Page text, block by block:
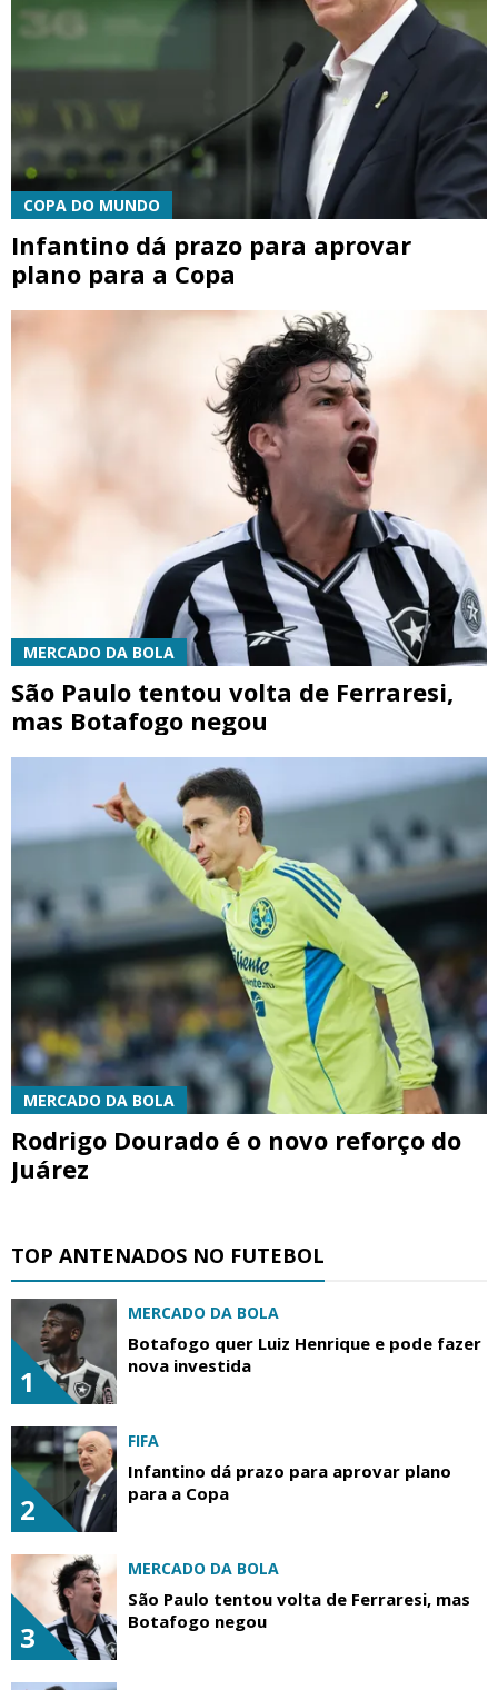
COPA DO MUNDO
Infantino dá prazo para aprovar
plano para a Copa
MERCADO DA BOLA
São Paulo tentou volta de Ferraresi,
mas Botafogo negou
MERCADO DA BOLA
Rodrigo Dourado é o novo reforço do
Juárez
TOP ANTENADOS NO FUTEBOL
1
MERCADO DA BOLA
Botafogo quer Luiz Henrique e pode fazer
nova investida
2
FIFA
Infantino dá prazo para aprovar plano
para a Copa
3
MERCADO DA BOLA
São Paulo tentou volta de Ferraresi, mas
Botafogo negou